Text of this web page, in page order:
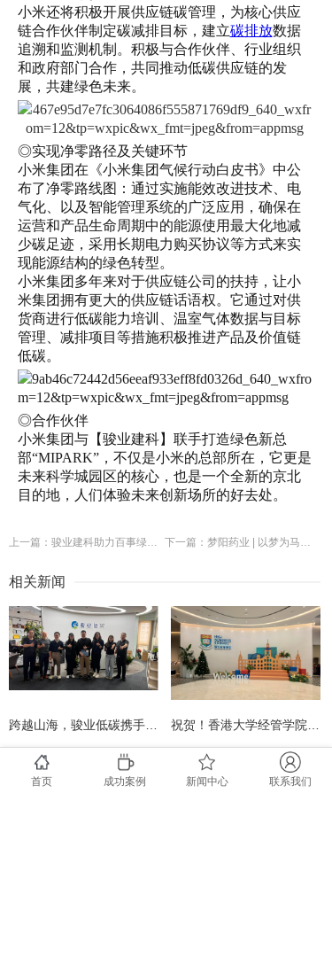
小米还将积极开展供应链碳管理，为核心供应
链合作伙伴制定碳减排目标，建立碳排放数据
追溯和监测机制。积极与合作伙伴、行业组织
和政府部门合作，共同推动低碳供应链的发
展，共建绿色未来。
◎实现净零路径及关键环节
小米集团在《小米集团气候行动白皮书》中公
布了净零路线图：通过实施能效改进技术、电
气化、以及智能管理系统的广泛应用，确保在
运营和产品生命周期中的能源使用最大化地减
少碳足迹，采用长期电力购买协议等方式来实
现能源结构的绿色转型。
小米集团多年来对于供应链公司的扶持，让小
米集团拥有更大的供应链话语权。它通过对供
货商进行低碳能力培训、温室气体数据与目标
管理、减排项目等措施积极推进产品及价值链
低碳。
◎合作伙伴
小米集团与【骏业建科】联手打造绿色新总
部“MIPARK”，不仅是小米的总部所在，它更是
未来科学城园区的核心，也是一个全新的京北
目的地，人们体验未来创新场所的好去处。
上一篇：骏业建科助力百事绿色“加速”，共促食品行业可持续发展 下一篇：梦阳药业 | 以梦为马，“阳”帆起航
相关新闻
跨越山海，骏业低碳携手Seiko Precision，共筑马来西亚绿色智造未来 祝贺！香港大学经管学院深圳中心荣获WELL 金级认证，骏业低碳助力打造顶级学府健康新标杆！
首页 成功案例 新闻中心 联系我们